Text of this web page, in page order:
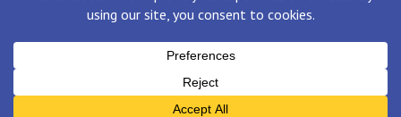
Proudly powered by WordPress |Theme: